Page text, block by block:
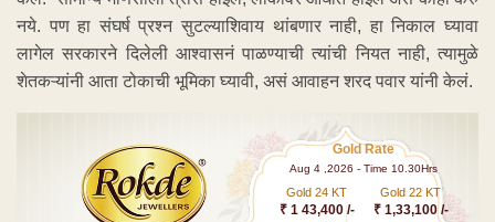
नये. पण हा संघर्ष प्रश्न सुटल्याशिवाय थांबणार नाही, हा निकाल घ्यावा
लागेल सरकारने दिलेली आश्वासनं पाळण्याची त्यांची नियत नाही, त्यामुळे
शेतकऱ्यांनी आता टोकाची भूमिका घ्यावी, असं आवाहन शरद पवार यांनी केलं.
Gold Rate
Aug 4 ,2026 - Time 10.30Hrs
Gold 24 KT
₹ 1 43,400 /-
Gold 22 KT
₹ 1,33,100 /-